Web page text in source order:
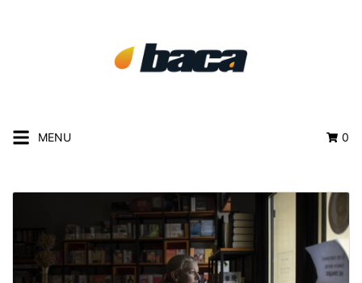
MENU 0